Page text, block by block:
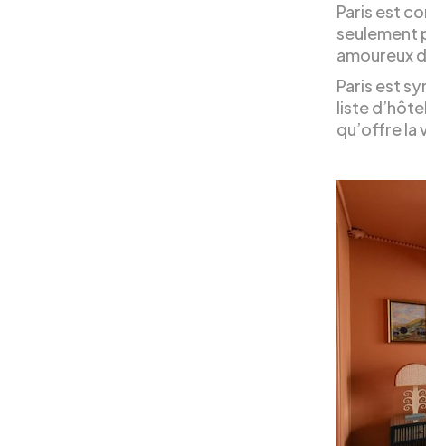
Paris est
seulement
amoureux
Paris est
liste
qu’offre la